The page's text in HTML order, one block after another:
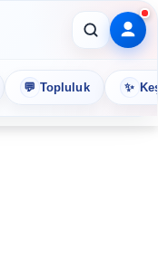
💬 Topluluk ✨